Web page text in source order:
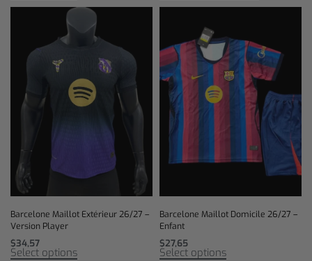
Barcelone Maillot Extérieur 26/27 –
Version Player
$34,57
Select options
Barcelone Maillot Domicile 26/27 –
Enfant
$27,65
Select options